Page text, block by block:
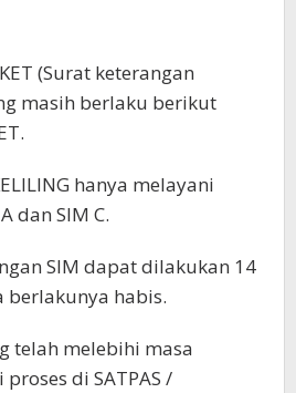
(Surat keterangan
masih berlaku berikut
hanya melayani
dan SIM C.
SIM dapat dilakukan 14
berlakunya habis.
telah melebihi masa
di SATPAS /